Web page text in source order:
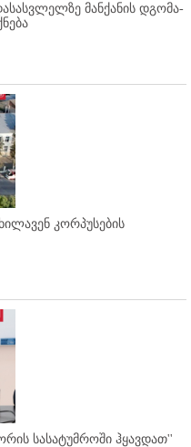
მანქანის დგომა-
კორპუსების
სასატუმროში ჰყავდათ''